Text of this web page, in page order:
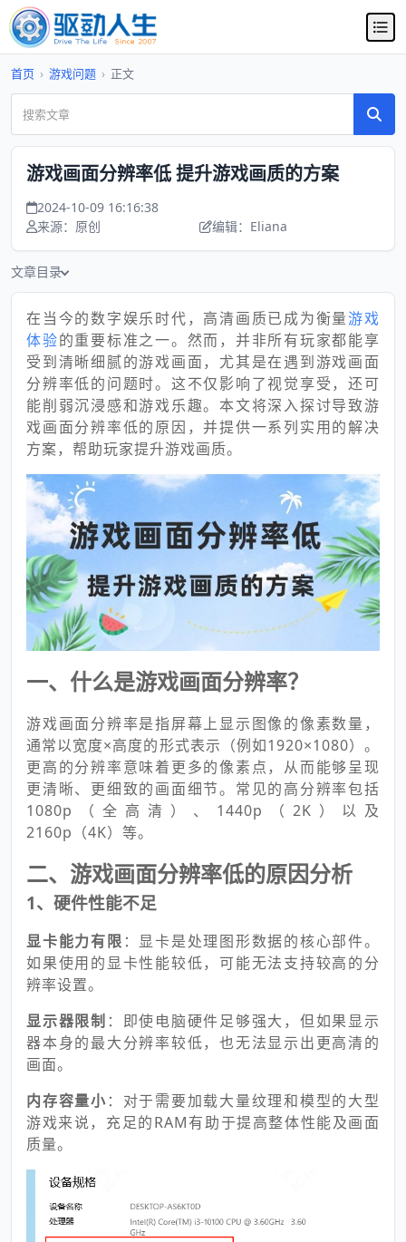
首页 › 游戏问题 › 正文
游戏画面分辨率低 提升游戏画质的方案
2024-10-09 16:16:38
来源：原创
编辑：Eliana
文章目录
在当今的数字娱乐时代，高清画质已成为衡量游戏
体验的重要标准之一。然而，并非所有玩家都能享
受到清晰细腻的游戏画面，尤其是在遇到游戏画面
分辨率低的问题时。这不仅影响了视觉享受，还可
能削弱沉浸感和游戏乐趣。本文将深入探讨导致游
戏画面分辨率低的原因，并提供一系列实用的解决
方案，帮助玩家提升游戏画质。
一、什么是游戏画面分辨率？
游戏画面分辨率是指屏幕上显示图像的像素数量，
通常以宽度×高度的形式表示（例如1920×1080）。
更高的分辨率意味着更多的像素点，从而能够呈现
更清晰、更细致的画面细节。常见的高分辨率包括
1080p（全高清）、1440p（2K）以及
2160p（4K）等。
二、游戏画面分辨率低的原因分析
1、硬件性能不足
显卡能力有限 ：显卡是处理图形数据的核心部件。
如果使用的显卡性能较低，可能无法支持较高的分
辨率设置。
显示器限制 ：即使电脑硬件足够强大，但如果显示
器本身的最大分辨率较低，也无法显示出更高清的
画面。
内存容量小：对于需要加载大量纹理和模型的大型
游戏来说，充足的RAM有助于提高整体性能及画面
质量。